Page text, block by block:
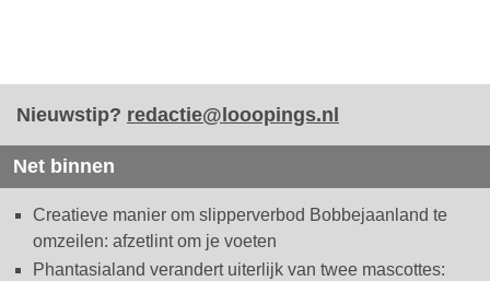
Nieuwstip? redactie@looopings.nl
Net binnen
Creatieve manier om slipperverbod Bobbejaanland te
omzeilen: afzetlint om je voeten
Phantasialand verandert uiterlijk van twee mascottes: